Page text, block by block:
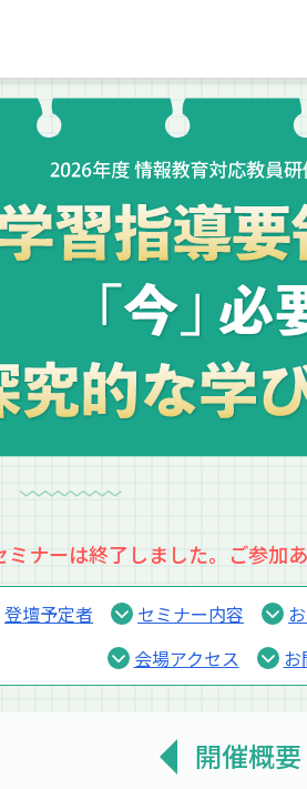
ミナーは終了しました。ご参加
登壇予定者 セミナー内容
会場アクセス
お
開催概要